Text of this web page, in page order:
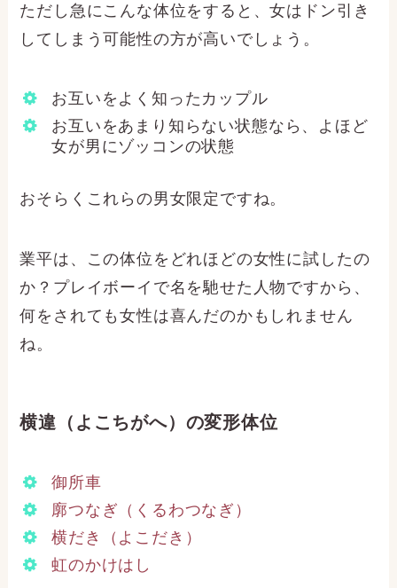
ただし急にこんな体位をすると、女はドン引き
してしまう可能性の方が高いでしょう。
お互いをよく知ったカップル
お互いをあまり知らない状態なら、よほど
女が男にゾッコンの状態
おそらくこれらの男女限定ですね。
業平は、この体位をどれほどの女性に試したの
か？プレイボーイで名を馳せた人物ですから、
何をされても女性は喜んだのかもしれません
ね。
横違（よこちがへ）の変形体位
御所車
廓つなぎ（くるわつなぎ）
横だき（よこだき）
虹のかけはし